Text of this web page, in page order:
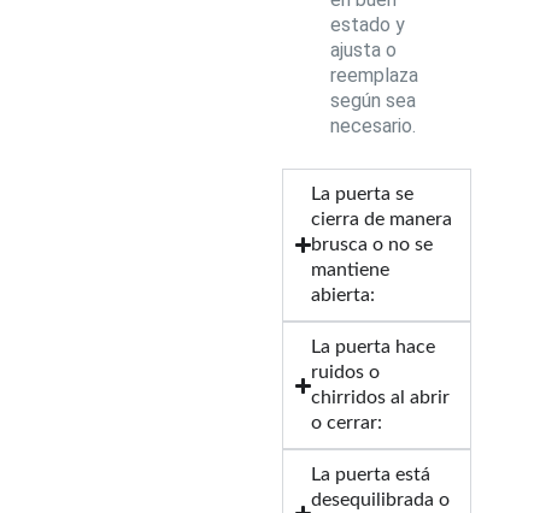
estado y
ajusta o
reemplaza
según sea
necesario.
La puerta se
cierra de manera
brusca o no se
mantiene
abierta:
La puerta hace
ruidos o
chirridos al abrir
o cerrar:
La puerta está
desequilibrada o